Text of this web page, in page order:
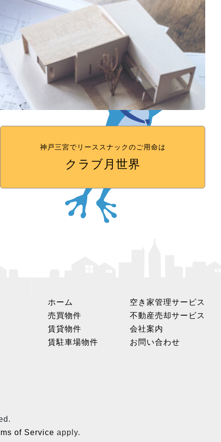
神戸三宮でリーススナックのご用命は
クラブ月世界
ホーム
売買物件
賃貸物件
賃駐車場物件
空き家管理サービス
不動産売却サービス
会社案内
お問い合わせ
of Service apply.